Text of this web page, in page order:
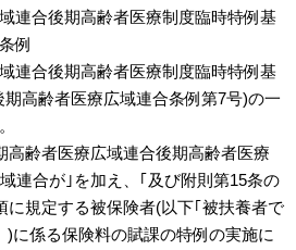
連合後期高齢者医療制度臨時特例基
例
連合後期高齢者医療制度臨時特例基
高齢者医療広域連合条例第7号)の一
高齢者医療広域連合後期高齢者医療
連合が｣を加え、｢及び附則第15条の
に規定する被保険者(以下｢被扶養者で
)に係る保険料の賦課の特例の実施に